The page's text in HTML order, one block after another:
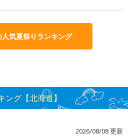
気夏祭りランキング
グ【北海道】
2026/08/08 更新